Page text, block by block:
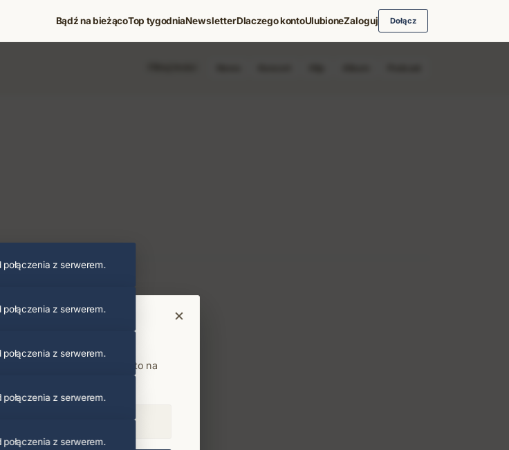
Bądź na bieżącoTop tygodniaNewsletterDlaczego kontoUlubioneZaloguj Dołącz
×
i premierach prosto na
połączenia z serwerem.
połączenia z serwerem.
połączenia z serwerem.
połączenia z serwerem.
połączenia z serwerem.